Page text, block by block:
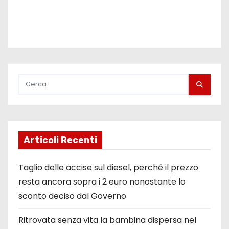
Articoli Recenti
Taglio delle accise sul diesel, perché il prezzo
resta ancora sopra i 2 euro nonostante lo
sconto deciso dal Governo
Ritrovata senza vita la bambina dispersa nel